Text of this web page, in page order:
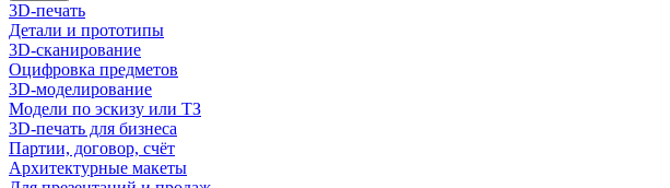
3D-печать
Детали и прототипы
3D-сканирование
Оцифровка предметов
3D-моделирование
Модели по эскизу или ТЗ
3D-печать для бизнеса
Партии, договор, счёт
Архитектурные макеты